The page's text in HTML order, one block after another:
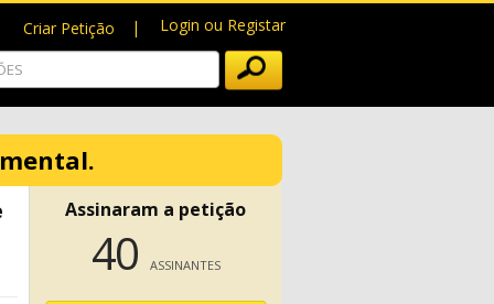
Criar Petição Login ou Registar
Assinaram a petição
40 ASSINANTES